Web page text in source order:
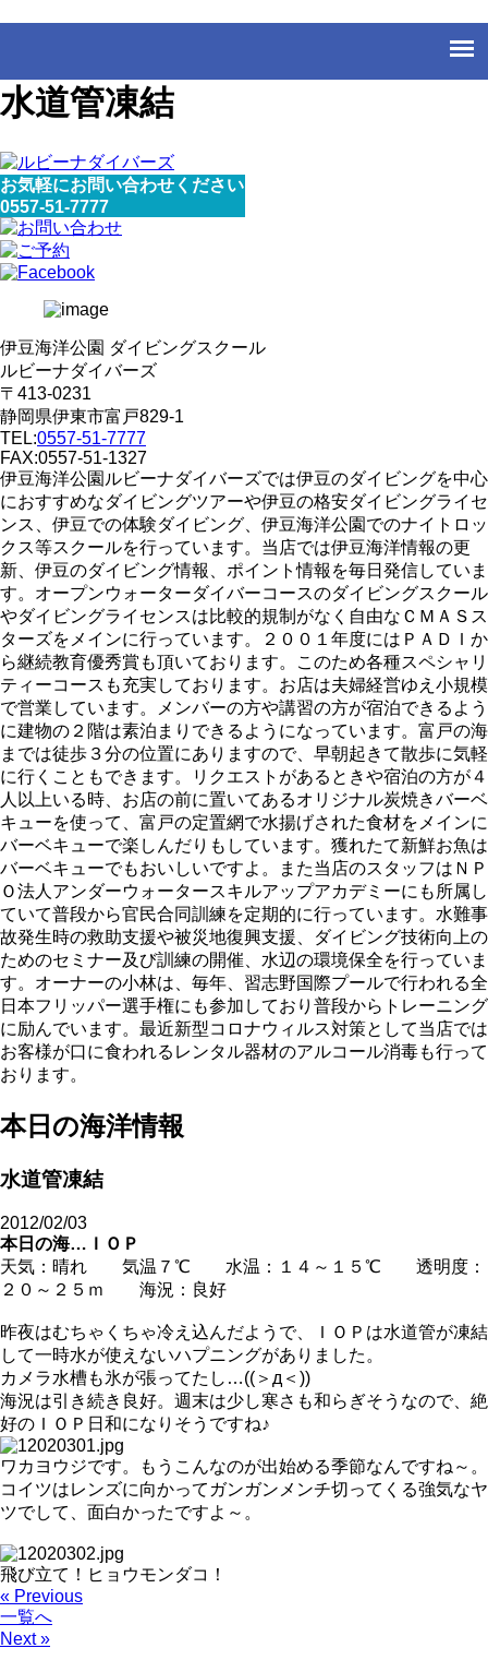
水道管凍結
お気軽にお問い合わせください
0557-51-7777
伊豆海洋公園 ダイビングスクール
ルビーナダイバーズ
〒413-0231
静岡県伊東市富戸829-1
TEL:0557-51-7777
FAX:0557-51-1327
伊豆海洋公園ルビーナダイバーズでは伊豆のダイビングを中心
におすすめなダイビングツアーや伊豆の格安ダイビングライセ
ンス、伊豆での体験ダイビング、伊豆海洋公園でのナイトロッ
クス等スクールを行っています。当店では伊豆海洋情報の更
新、伊豆のダイビング情報、ポイント情報を毎日発信していま
す。オープンウォーターダイバーコースのダイビングスクール
やダイビングライセンスは比較的規制がなく自由なＣＭＡＳス
ターズをメインに行っています。２００１年度にはＰＡＤＩか
ら継続教育優秀賞も頂いております。このため各種スペシャリ
ティーコースも充実しております。お店は夫婦経営ゆえ小規模
で営業しています。メンバーの方や講習の方が宿泊できるよう
に建物の２階は素泊まりできるようになっています。富戸の海
までは徒歩３分の位置にありますので、早朝起きて散歩に気軽
に行くこともできます。リクエストがあるときや宿泊の方が４
人以上いる時、お店の前に置いてあるオリジナル炭焼きバーベ
キューを使って、富戸の定置網で水揚げされた食材をメインに
バーベキューで楽しんだりもしています。獲れたて新鮮お魚は
バーベキューでもおいしいですよ。また当店のスタッフはＮＰ
Ｏ法人アンダーウォータースキルアップアカデミーにも所属し
ていて普段から官民合同訓練を定期的に行っています。水難事
故発生時の救助支援や被災地復興支援、ダイビング技術向上の
ためのセミナー及び訓練の開催、水辺の環境保全を行っていま
す。オーナーの小林は、毎年、習志野国際プールで行われる全
日本フリッパー選手権にも参加しており普段からトレーニング
に励んでいます。最近新型コロナウィルス対策として当店では
お客様が口に食われるレンタル器材のアルコール消毒も行って
おります。
本日の海洋情報
水道管凍結
2012/02/03
本日の海…ＩＯＰ
天気：晴れ 気温７℃ 水温：１４～１５℃ 透明度：
２０～２５ｍ 海況：良好
昨夜はむちゃくちゃ冷え込んだようで、ＩＯＰは水道管が凍結
して一時水が使えないハプニングがありました。
カメラ水槽も氷が張ってたし…((＞д＜))
海況は引き続き良好。週末は少し寒さも和らぎそうなので、絶
好のＩＯＰ日和になりそうですね♪
ワカヨウジです。もうこんなのが出始める季節なんですね～。
コイツはレンズに向かってガンガンメンチ切ってくる強気なヤ
ツでして、面白かったですよ～。
飛び立て！ヒョウモンダコ！
« Previous
一覧へ
Next »